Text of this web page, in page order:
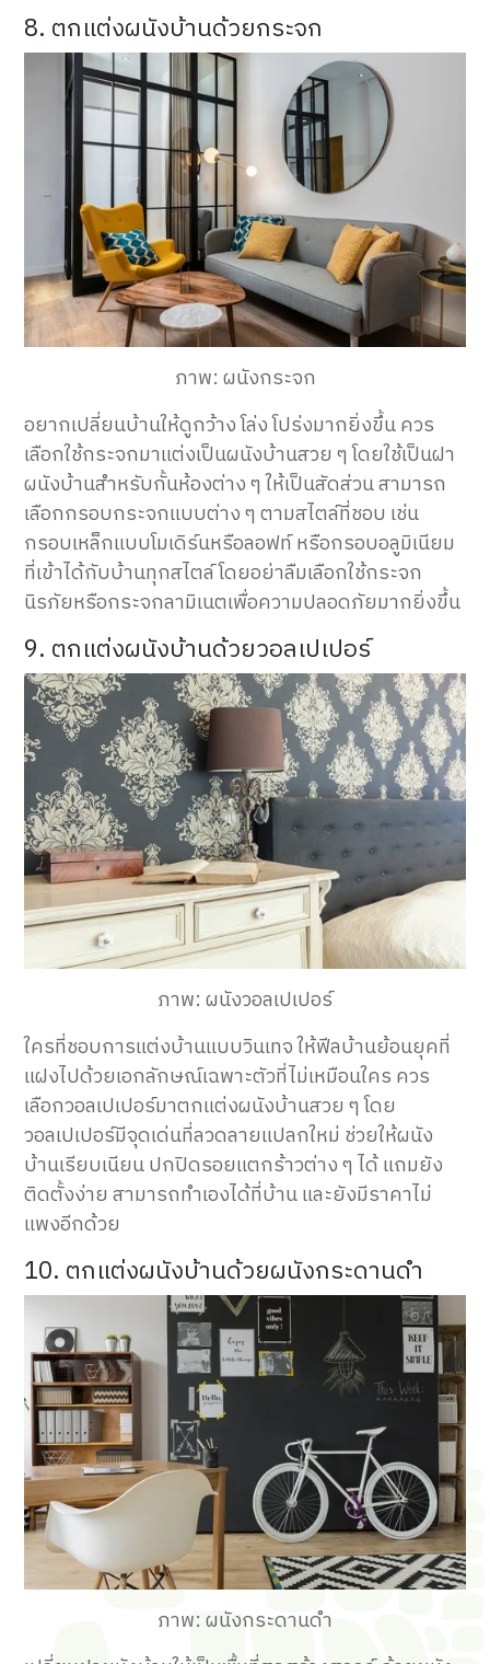
8. ตกแต่งผนังบ้านด้วยกระจก
ภาพ: ผนังกระจก
อยากเปลี่ยนบ้านให้ดูกว้าง โล่ง โปร่งมากยิ่งขึ้น ควร
เลือกใช้กระจกมาแต่งเป็นผนังบ้านสวย ๆ โดยใช้เป็นฝา
ผนังบ้านสำหรับกั้นห้องต่าง ๆ ให้เป็นสัดส่วน สามารถ
เลือกกรอบกระจกแบบต่าง ๆ ตามสไตล์ที่ชอบ เช่น
กรอบเหล็กแบบโมเดิร์นหรือลอฟท์ หรือกรอบอลูมิเนียม
ที่เข้าได้กับบ้านทุกสไตล์ โดยอย่าลืมเลือกใช้กระจก
นิรภัยหรือกระจกลามิเนตเพื่อความปลอดภัยมากยิ่งขึ้น
9. ตกแต่งผนังบ้านด้วยวอลเปเปอร์
ภาพ: ผนังวอลเปเปอร์
ใครที่ชอบการแต่งบ้านแบบวินเทจ ให้ฟีลบ้านย้อนยุคที่
แฝงไปด้วยเอกลักษณ์เฉพาะตัวที่ไม่เหมือนใคร ควร
เลือกวอลเปเปอร์มาตกแต่งผนังบ้านสวย ๆ โดย
วอลเปเปอร์มีจุดเด่นที่ลวดลายแปลกใหม่ ช่วยให้ผนัง
บ้านเรียบเนียน ปกปิดรอยแตกร้าวต่าง ๆ ได้ แถมยัง
ติดตั้งง่าย สามารถทำเองได้ที่บ้าน และยังมีราคาไม่
แพงอีกด้วย
10. ตกแต่งผนังบ้านด้วยผนังกระดานดำ
ภาพ: ผนังกระดานดำ